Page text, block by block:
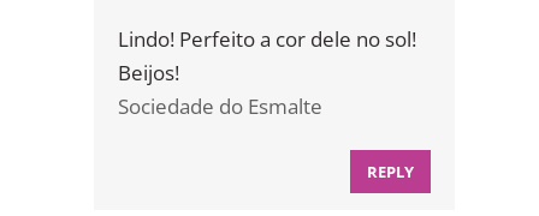
Lindo! Perfeito a cor dele no sol!
Beijos!
Sociedade do Esmalte
REPLY